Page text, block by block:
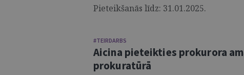
Pieteikšanās līdz: 31.01.2025.
#TEIRDARBS
Aicina pieteikties prokurora
prokuratūrā